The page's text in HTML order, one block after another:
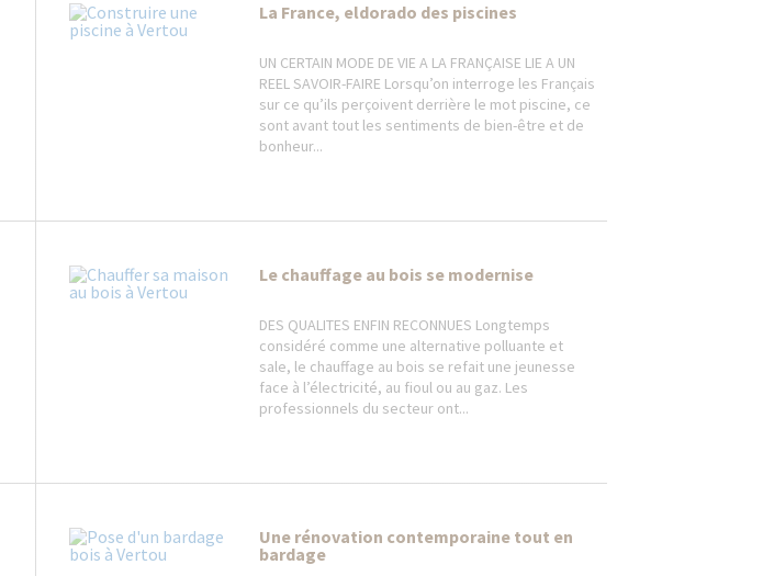
La France, eldorado des piscines
UN CERTAIN MODE DE VIE A LA FRANÇAISE LIE A UN
REEL SAVOIR-FAIRE Lorsqu’on interroge les Français
sur ce qu’ils perçoivent derrière le mot piscine, ce
sont avant tout les sentiments de bien-être et de
bonheur...
Le chauffage au bois se modernise
DES QUALITES ENFIN RECONNUES Longtemps
considéré comme une alternative polluante et
sale, le chauffage au bois se refait une jeunesse
face à l’électricité, au fioul ou au gaz. Les
professionnels du secteur ont...
Une rénovation contemporaine tout en
bardage